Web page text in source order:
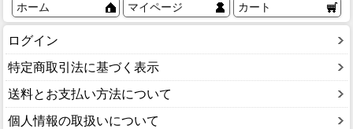
ホーム マイページ カート
ログイン
特定商取引法に基づく表示
送料とお支払い方法について
個人情報の取扱いについて